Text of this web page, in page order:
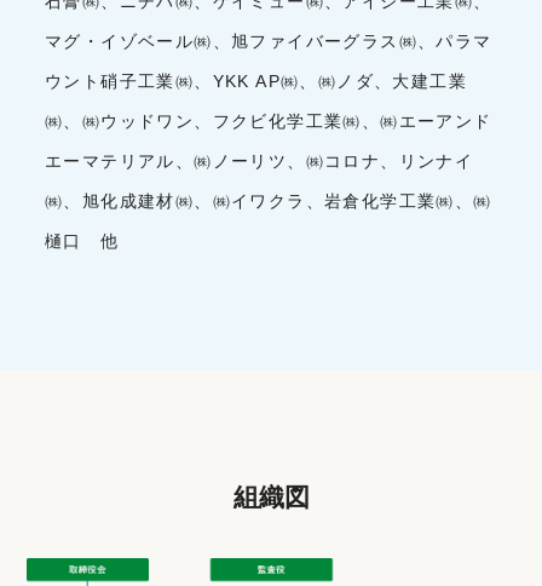
マグ・イゾベール㈱、旭ファイバーグラス㈱、パラマ
ウント硝子工業㈱、YKK AP㈱、㈱ノダ、大建工業
㈱、㈱ウッドワン、フクビ化学工業㈱、㈱エーアンド
エーマテリアル、㈱ノーリツ、㈱コロナ、リンナイ
㈱、旭化成建材㈱、㈱イワクラ、岩倉化学工業㈱、㈱
樋口 他
組織図